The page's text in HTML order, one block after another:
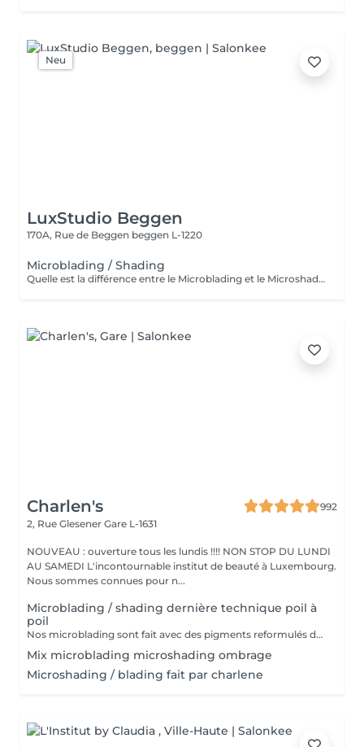
Neu
LuxStudio Beggen
170A, Rue de Beggen beggen L-1220
Microblading / Shading
Quelle est la différence entre le Microblading et le Microshading ? Le Microblading est une technique manuelle de maquillage semi-permanent qui imite parfaitement des poils fins et naturels. Idéal pour combler des zones clairsemées ou redessiner la ligne des sourcils tout en conservant un aspect très naturel. Effet « poil à poil ». Le Microshading, en revanche, utilise une technique de pigmentation par pointillé, similaire à un effet d'ombre ou de dégradé maquillé. Il donne un aspect plus doux, poudré et sophistiqué, idéal pour celles qui aiment un effet maquillage subtil mais structuré. Effet « ombré » ou « poudré ». Quelle technique choisir ? Microblading : pour un effet naturel, sourcils peu fournis ou très fins. Microshading : pour un look maquillé, des sourcils plus nets et définis. Technique mixte (combinée) : les deux techniques sont parfois associées pour un résultat sur mesure, avec poils à l'avant et ombrage à la queue du sourcil. Une consultation personnalisée est toujours recommandée pour déterminer la technique la plus adaptée à votre peau, à vos attentes et à votre style. Souhaitez-vous aussi que eu traduza em português ou adaptar para o público do Lux Studio?
Charlen's
992
2, Rue Glesener Gare L-1631
NOUVEAU : ouverture tous les lundis !!!! NON STOP DU LUNDI
AU SAMEDI L'incontournable institut de beauté à Luxembourg.
Nous sommes connues pour n...
Microblading / shading dernière technique poil à
poil
Nos microblading sont fait avec des pigments reformulés depuis la loi du 4 janvier 2022 faites nous confiance nous travaillons avec les meilleures marques sur le marché ne vous inquiétez pas pour la couleur et technique on regardera ensemble sur place :) l'épilation au fil est incluse
Mix microblading microshading ombrage
Microshading / blading fait par charlene